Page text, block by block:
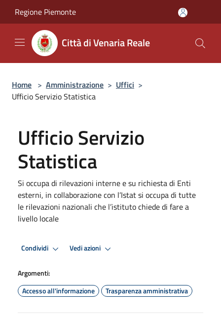
Regione Piemonte
Città di Venaria Reale
Home > Amministrazione > Uffici >
Ufficio Servizio Statistica
Ufficio Servizio
Statistica
Si occupa di rilevazioni interne e su richiesta di Enti
esterni, in collaborazione con l’Istat si occupa di tutte
le rilevazioni nazionali che l’istituto chiede di fare a
livello locale
Condividi Vedi azioni
Argomenti:
Accesso all'informazione
Trasparenza amministrativa